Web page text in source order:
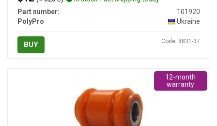
Part number:
101920
PolyPro
Ukraine
BUY Code: 8831-37
12-month
warranty